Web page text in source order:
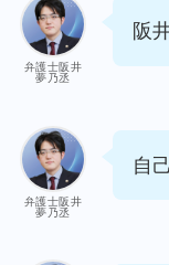
弁護士阪井
夢乃丞
阪
弁護士阪井
夢乃丞
自